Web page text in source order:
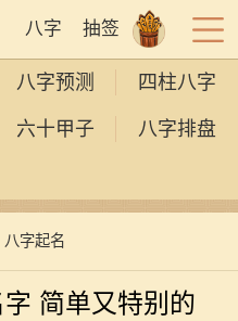
八字 抽签
八字预测 四柱八字
六十甲子 八字排盘
八字起名
简单又特别的